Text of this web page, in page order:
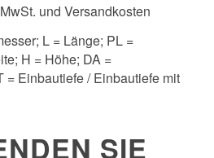
und Versandkosten
L = Länge; PL =
H = Höhe; DA =
= Einbautiefe / Einbautiefe mit
SIE